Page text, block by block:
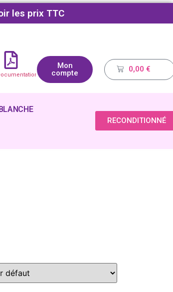
les prix TTC
Mon
compte
0,00 €
RECONDITIONNÉ